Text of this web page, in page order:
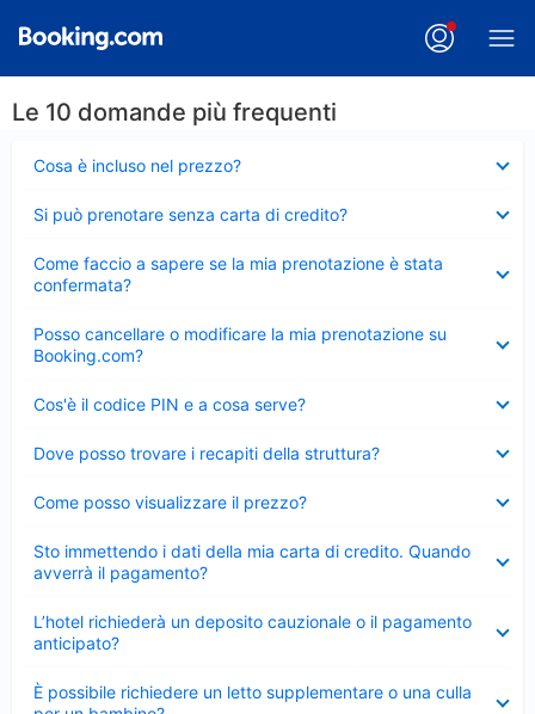
Le 10 domande più frequenti
Cosa è incluso nel prezzo?
chiuso
Si può prenotare senza carta di credito?
chiuso
Come faccio a sapere se la mia prenotazione è stata
confermata?
chiuso
Posso cancellare o modificare la mia prenotazione su
Booking.com?
chiuso
Cos'è il codice PIN e a cosa serve?
chiuso
Dove posso trovare i recapiti della struttura?
chiuso
Come posso visualizzare il prezzo?
chiuso
Sto immettendo i dati della mia carta di credito. Quando
avverrà il pagamento?
chiuso
L’hotel richiederà un deposito cauzionale o il pagamento
anticipato?
chiuso
È possibile richiedere un letto supplementare o una culla
Elemento
chiuso